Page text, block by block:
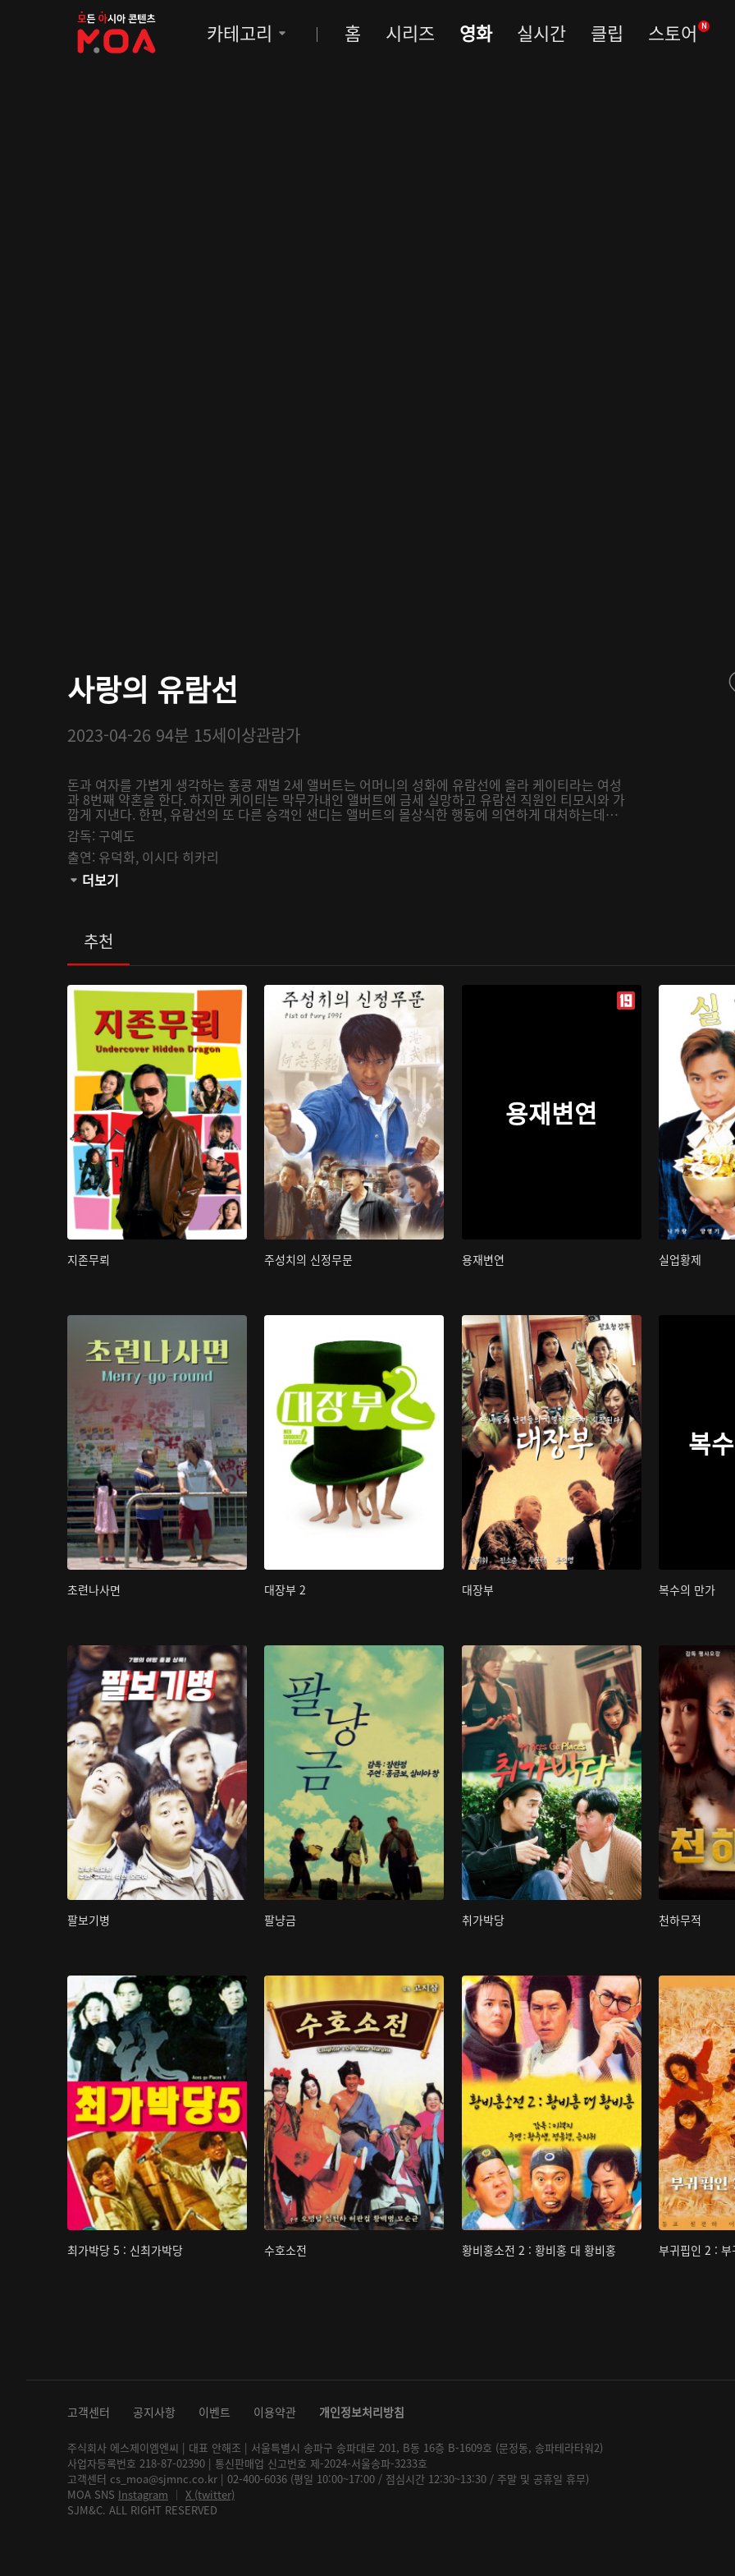
MOA
카테고리 홈 시리즈 영화 실시간 클립 스토어 N
사랑의 유람선
2023-04-26 94분 15세이상관람가
돈과 여자를 가볍게 생각하는 홍콩 재벌 2세 앨버트는 어머니의 성화에 유람선에 올라 케이티라는 여성
과 8번째 약혼을 한다. 하지만 케이티는 막무가내인 앨버트에 금세 실망하고 유람선 직원인 티모시와 가
깝게 지낸다. 한편, 유람선의 또 다른 승객인 샌디는 앨버트의 몰상식한 행동에 의연하게 대처하는데…
감독: 구예도
출연: 유덕화, 이시다 히카리
관람등급:
더보기
추천
지존무뢰 주성치의 신정무문
용재변연
용재변연 실업황제
초련나사면 대장부 2 대장부
복
복수의 만가
팔보기병 팔냥금 취가박당 천하무적
최가박당 5 : 신최가박당 수호소전 황비홍소전 2 : 황비홍 대 황비홍 부귀핍인 2 : 부
고객센터 공지사항 이벤트 이용약관 개인정보처리방침
주식회사 에스제이엠엔씨 | 대표 안해조 | 서울특별시 송파구 송파대로 201, B동 16층 B-1609호 (문정동, 송파테라타워2)
사업자등록번호 218-87-02390 | 통신판매업 신고번호 제-2024-서울송파-3233호
고객센터 cs_moa@sjmnc.co.kr | 02-400-6036 (평일 10:00~17:00 / 점심시간 12:30~13:30 / 주말 및 공휴일 휴무)
MOA SNS Instagram │ X (twitter)
SJM&C. ALL RIGHT RESERVED